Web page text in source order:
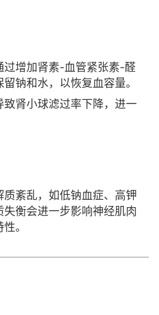
过增加肾素-血管紧张素-醛
钠和水，以恢复血容量。
致肾小球滤过率下降，进一
紊乱，如低钠血症、高钾
失衡会进一步影响神经肌肉
。